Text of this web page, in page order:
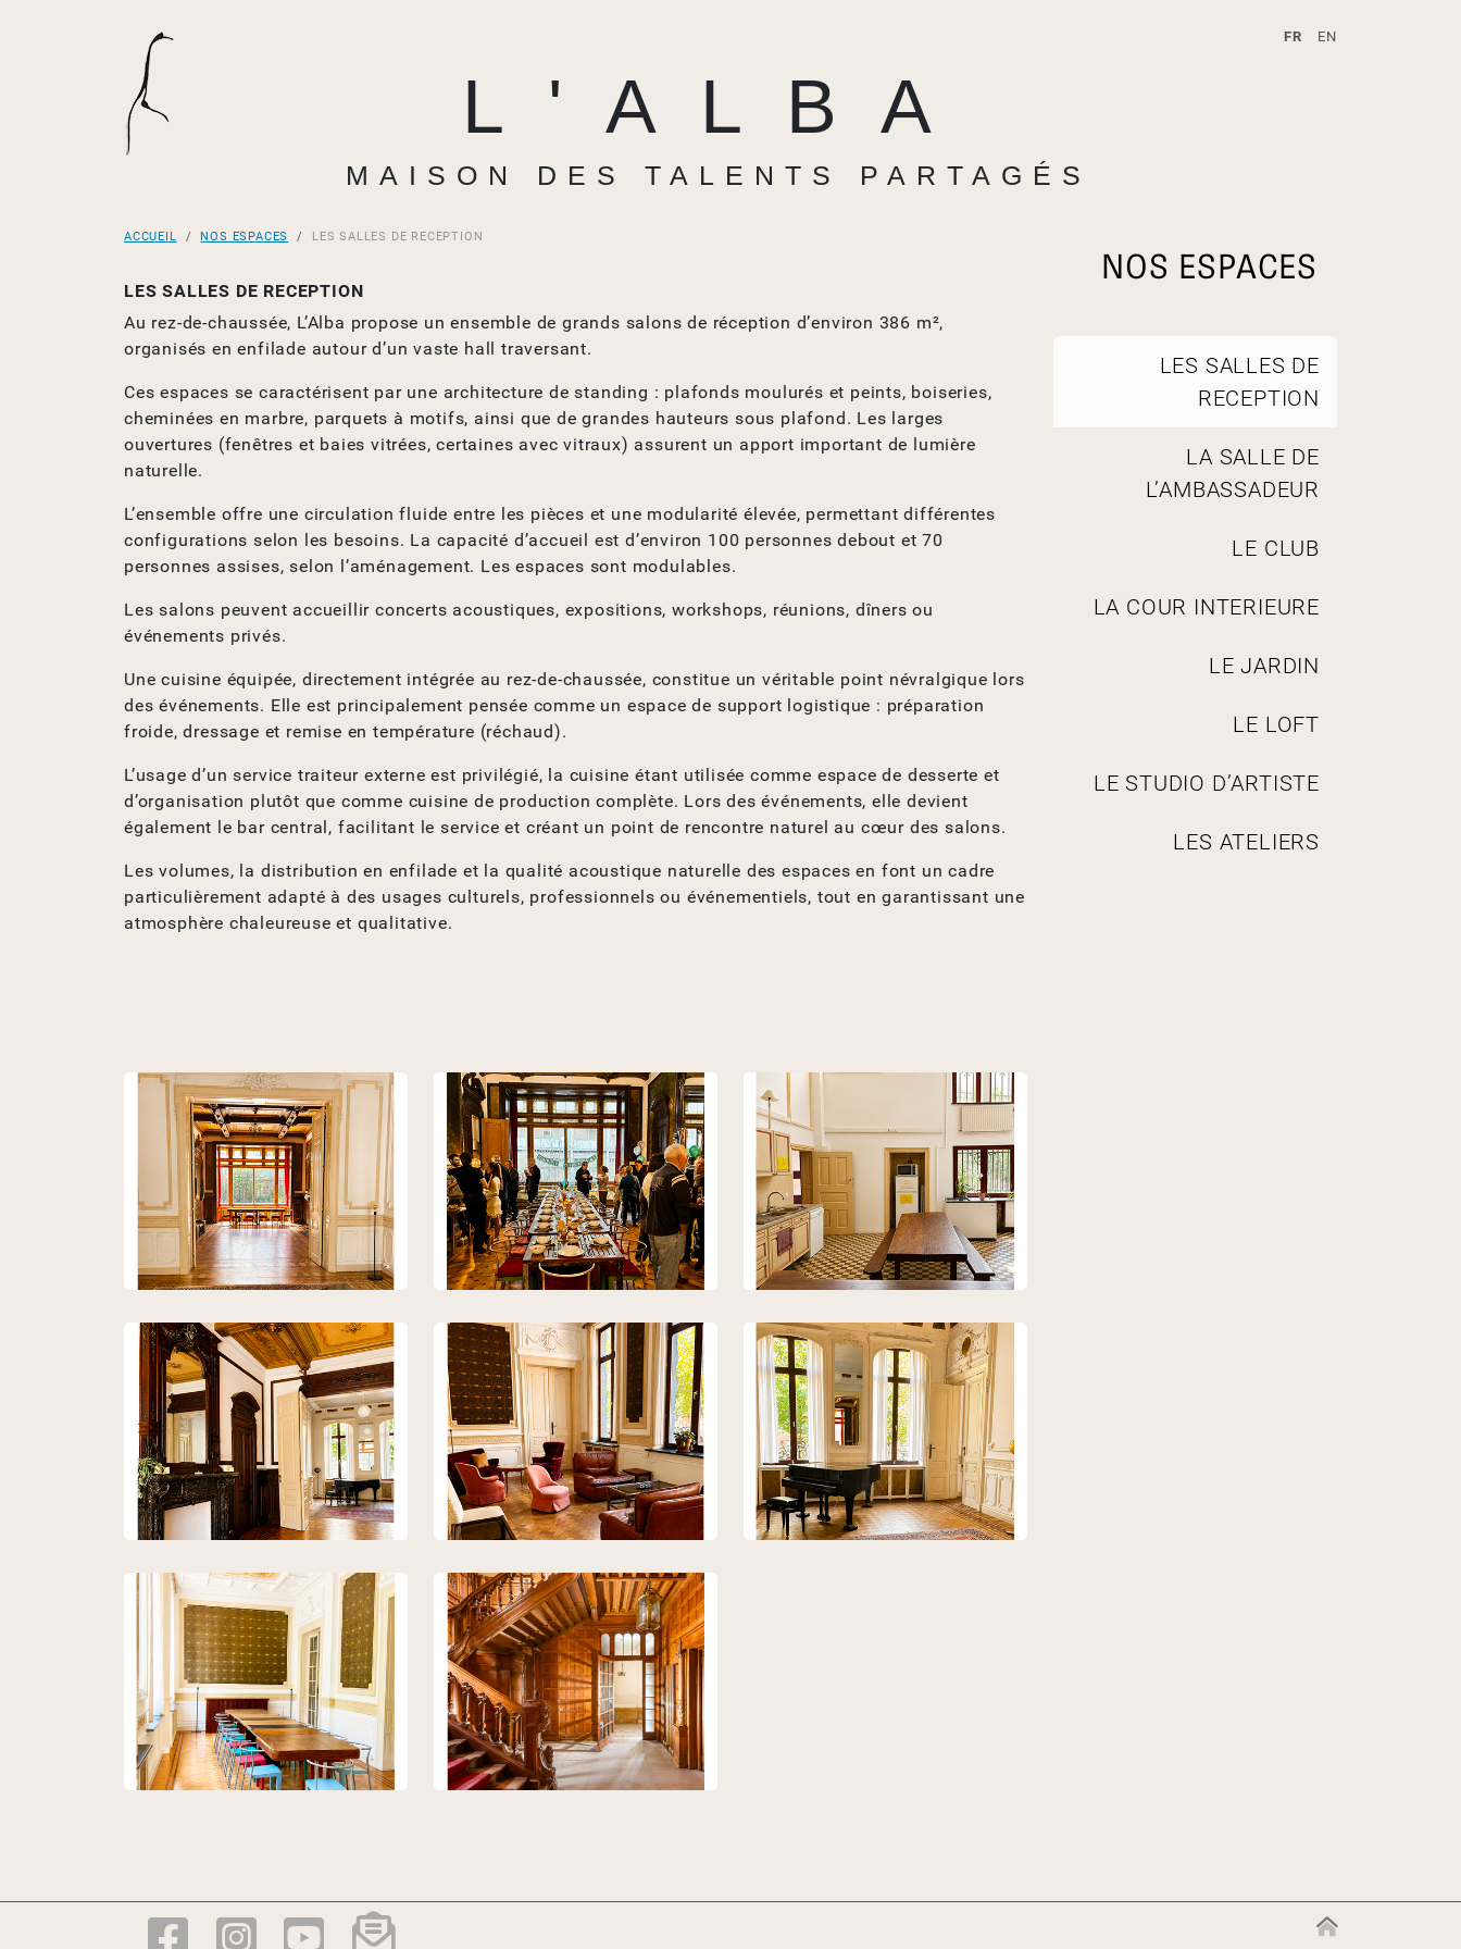
FR EN
L'ALBA
MAISON DES TALENTS PARTAGÉS
ACCUEIL NOS ESPACES LES SALLES DE RECEPTION
LES SALLES DE RECEPTION
Au rez-de-chaussée, L’Alba propose un ensemble de grands salons de réception d’environ 386 m²,
organisés en enfilade autour d’un vaste hall traversant.
Ces espaces se caractérisent par une architecture de standing : plafonds moulurés et peints, boiseries,
cheminées en marbre, parquets à motifs, ainsi que de grandes hauteurs sous plafond. Les larges
ouvertures (fenêtres et baies vitrées, certaines avec vitraux) assurent un apport important de lumière
naturelle.
L’ensemble offre une circulation fluide entre les pièces et une modularité élevée, permettant différentes
configurations selon les besoins. La capacité d’accueil est d’environ 100 personnes debout et 70
personnes assises, selon l’aménagement. Les espaces sont modulables.
Les salons peuvent accueillir concerts acoustiques, expositions, workshops, réunions, dîners ou
événements privés.
Une cuisine équipée, directement intégrée au rez-de-chaussée, constitue un véritable point névralgique lors
des événements. Elle est principalement pensée comme un espace de support logistique : préparation
froide, dressage et remise en température (réchaud).
L’usage d’un service traiteur externe est privilégié, la cuisine étant utilisée comme espace de desserte et
d’organisation plutôt que comme cuisine de production complète. Lors des événements, elle devient
également le bar central, facilitant le service et créant un point de rencontre naturel au cœur des salons.
Les volumes, la distribution en enfilade et la qualité acoustique naturelle des espaces en font un cadre
particulièrement adapté à des usages culturels, professionnels ou événementiels, tout en garantissant une
atmosphère chaleureuse et qualitative.
NOS ESPACES
LES SALLES DE
RECEPTION
LA SALLE DE
L’AMBASSADEUR
LE CLUB
LA COUR INTERIEURE
LE JARDIN
LE LOFT
LE STUDIO D’ARTISTE
LES ATELIERS